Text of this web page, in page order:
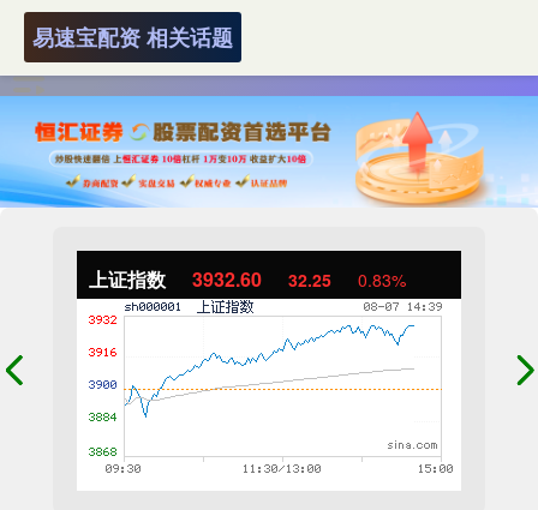
上证指数 3932.60 32.25 0.83%
易速宝配资 相关话题